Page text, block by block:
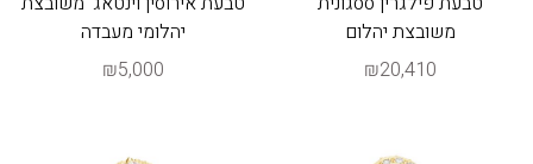
משובצת יהלום
₪20,410
יהלומי מעבדה
₪5,000